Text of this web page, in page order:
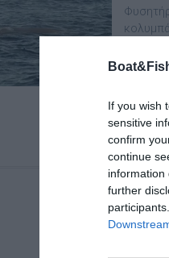
If you wish
sensitive
confirm
continue
information
further